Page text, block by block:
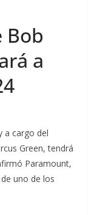
Bob
a
a cargo del
Green, tendrá
Paramount,
uno de los